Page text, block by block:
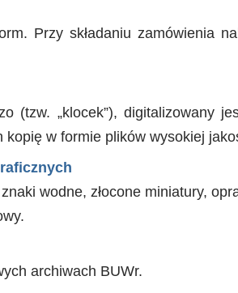
Przy składaniu zamówienia
(tzw. „klocek”), digitalizowany
kopię w formie plików wysokiej
wodne, złocone miniatury,
archiwach BUWr.